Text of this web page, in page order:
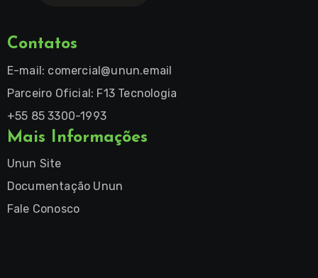
Contatos
E-mail: comercial@unun.email
Parceiro Oficial: F13 Tecnologia
+55 85 3300-1993
Mais Informações
Unun Site
Documentação Unun
Fale Conosco